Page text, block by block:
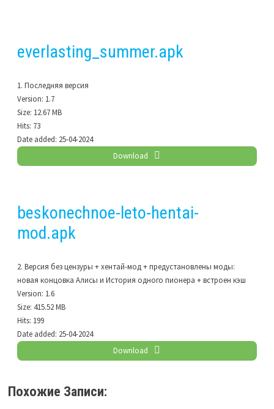
everlasting_summer.apk
1. Последняя версия
Version: 1.7
Size: 12.67 MB
Hits: 73
Date added: 25-04-2024
Download
beskonechnoe-leto-hentai-
mod.apk
2. Версия без цензуры + хентай-мод + предустановлены моды:
новая концовка Алисы и История одного пионера + встроен кэш
Version: 1.6
Size: 415.52 MB
Hits: 199
Date added: 25-04-2024
Download
Похожие Записи: